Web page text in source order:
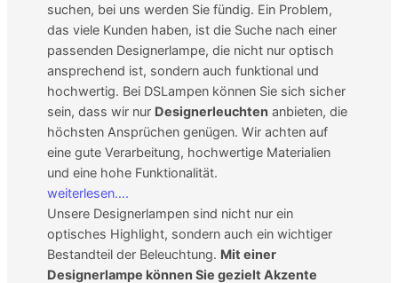
suchen, bei uns werden Sie fündig. Ein Problem,
das viele Kunden haben, ist die Suche nach einer
passenden Designerlampe, die nicht nur optisch
ansprechend ist, sondern auch funktional und
hochwertig. Bei DSLampen können Sie sich sicher
sein, dass wir nur Designerleuchten anbieten, die
höchsten Ansprüchen genügen. Wir achten auf
eine gute Verarbeitung, hochwertige Materialien
und eine hohe Funktionalität.
weiterlesen….
Unsere Designerlampen sind nicht nur ein
optisches Highlight, sondern auch ein wichtiger
Bestandteil der Beleuchtung. Mit einer
Designerlampe können Sie gezielt Akzente